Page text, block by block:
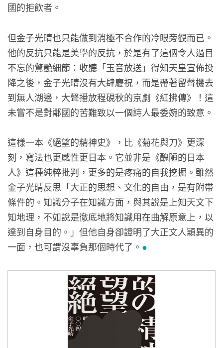
國的拒飲者。
但金子光晴也只能做到消極不合作的冷眼旁觀而已。
他的反抗只能是美學的反抗，於是有了這個令人過目
不忘的驚艷細節：收聽「玉音放送」得知天皇宣佈投
降之後，金子光晴沒有大肆慶祝，而是帶著留聲機去
到無人湖邊，大聲播放程硯秋的京劇《紅拂傳》！這
未嘗不是對鄰國的苦難致以一個詩人最委婉的致意。
這樣一本《絕望的精神史》，比《菊花與刀》更深
刻，寫法也更感性更日本。它並非是《醜陋的日本
人》這種純粹批判，更多的是疼痛的自我挖掘。雖然
金子光晴反思「大正的思想、文化的自由，是有附帶
條件的。知識分子在知識方面，與其說是上知天文下
知地理，不如說是徹底地將知識用在曲解原意上，以
達到自身目的。」但他自身卻證明了大正文人穎異的
一面，也可謂沒辜負那個時代了。 ●